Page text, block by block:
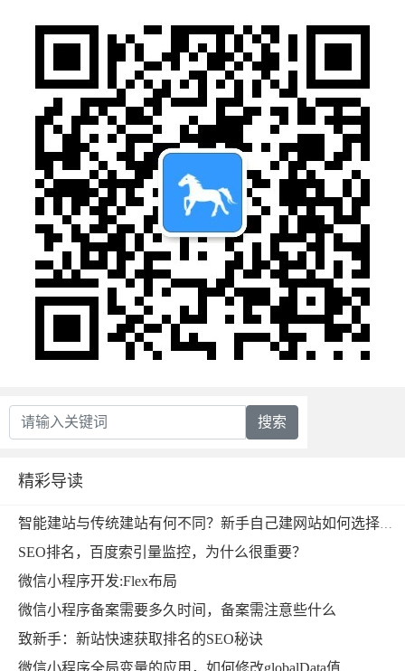
搜索
精彩导读
智能建站与传统建站有何不同？新手自己建网站如何选择比较好？
SEO排名，百度索引量监控，为什么很重要？
微信小程序开发:Flex布局
微信小程序备案需要多久时间，备案需注意些什么
致新手：新站快速获取排名的SEO秘诀
微信小程序全局变量的应用，如何修改globalData值